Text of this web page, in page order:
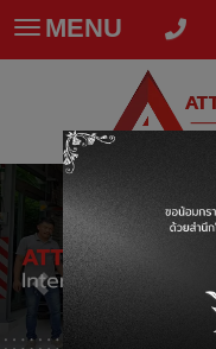
Toggle
navigation
MENU